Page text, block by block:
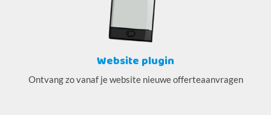
Website plugin
Ontvang zo vanaf je website nieuwe offerteaanvragen